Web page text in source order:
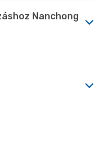
Nanchong